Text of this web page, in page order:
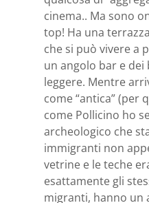
cinema.. Ma sono
top! Ha una
che si può vivere a
un angolo bar e dei
leggere. Mentre
come “antica” (per
come Pollicino ho
archeologico che
immigranti non
vetrine e le teche
esattamente gli
migranti, hanno un